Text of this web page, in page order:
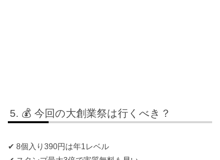
💰 今回の大創業祭は行くべき？
✔ 8個入り390円は年1レベル